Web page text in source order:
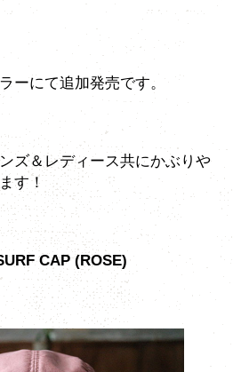
ーにて追加発売です。
ズ＆レディース共にかぶりや
す！
CAP (ROSE)